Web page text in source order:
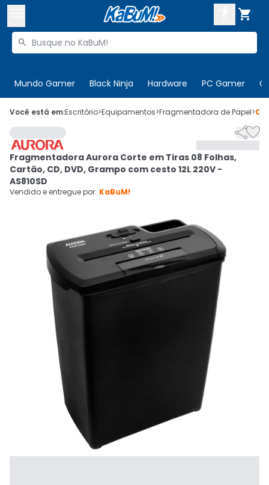

Buscar produtos

Mundo Gamer Black Ninja Hardware PC Gamer
 Olá. Acesse sua conta
 Departamentos
Cupons
Mais Vendidos
CADASTRE-SE
Você está em:Escritório>Equipamentos>Fragmentadora de Papel>

Fragmentadora Aurora Corte em Tiras 08 Folhas,
Cartão, CD, DVD, Grampo com cesto 12L 220V -
AS810SD
Vendido e entregue por: KaBuM!